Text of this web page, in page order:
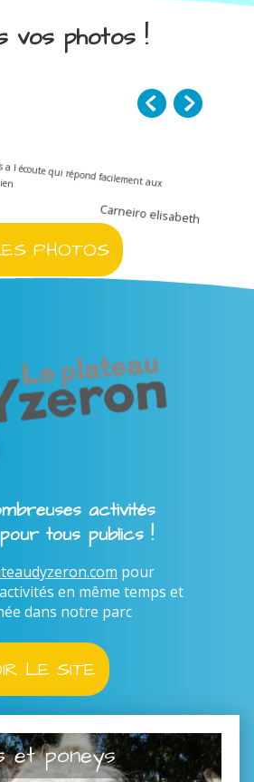
vos photos !
l écoute qui répond facilement aux
Carneiro elisabeth
PHOTOS
activités
tous publics !
pour
en même temps et
dans notre parc
LE SITE
et poneys